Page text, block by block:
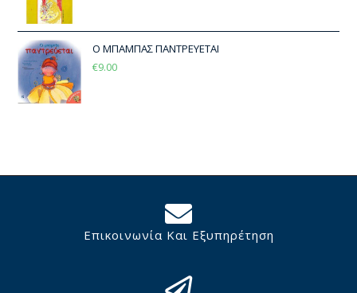
Ο ΜΠΑΜΠΑΣ ΠΑΝΤΡΕΥΕΤΑΙ
€9.00
Επικοινωνία Και Εξυπηρέτηση